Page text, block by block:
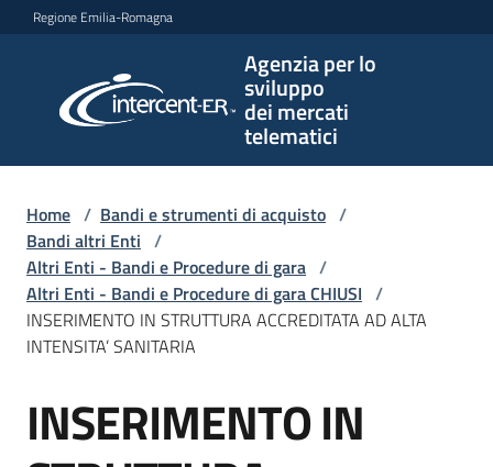
Vai al contenuto
Vai alla navigazione
Vai al footer
Regione Emilia-Romagna
Agenzia per lo
sviluppo
dei mercati
telematici
per lo
sviluppo
telematici
L'Agenzia
Bandi
Home / Bandi e strumenti di acquisto /
Bandi altri Enti /
Altri Enti - Bandi e Procedure di gara /
Altri Enti - Bandi e Procedure di gara CHIUSI /
INSERIMENTO IN STRUTTURA ACCREDITATA AD ALTA
INTENSITA’ SANITARIA
Salta al contenuto
INSERIMENTO IN